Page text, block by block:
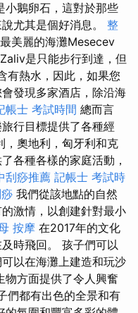
小鵝卵石，這對於那些
尤其是個好消息。 整
美麗的海灘Mesecev
Zaliv是只能步行到達，但
有熱水，因此，如果您
發現多家酒店，除沿海
帳士 考試時間 總而言
行目標提供了各種經
，奧地利，匈牙利和克
各種各樣的家庭活動，
刮痧推薦 記帳士 考試時
我們從該地點的自然
激情，以創建針對最小
按摩 在2017年的文化
時飛回。 孩子們可以
以在海灘上建造和玩沙
物方面提供了令人興奮
們都有出色的全景和有